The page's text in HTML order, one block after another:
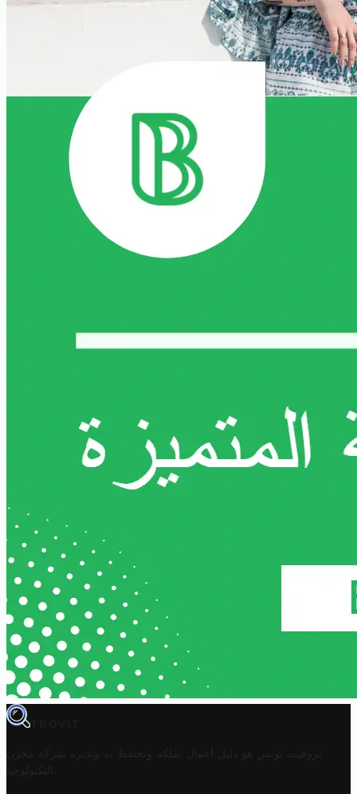
TROVIT
تروفيت تونس هو دليل أعمال تملكه وتحتفظ به وتديره
شركة مخزن
التكنولوجيا